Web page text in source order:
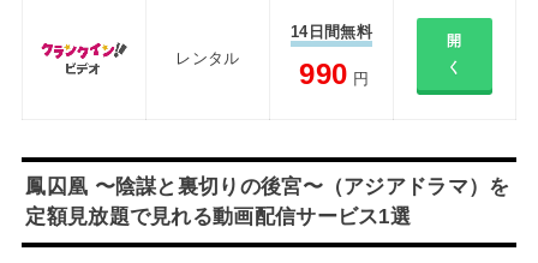
レンタル
14日間無料
990 円
開
く
鳳囚凰 〜陰謀と裏切りの後宮〜（アジアドラマ）を
定額見放題で見れる動画配信サービス1選